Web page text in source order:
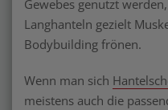
Gewebes genutzt
Langhanteln gezielt
Bodybuilding frönen.
Wenn man sich
meistens auch die